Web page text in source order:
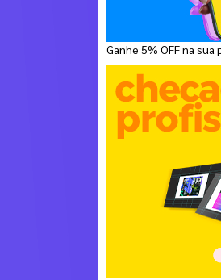
Ganhe 5% OFF na sua